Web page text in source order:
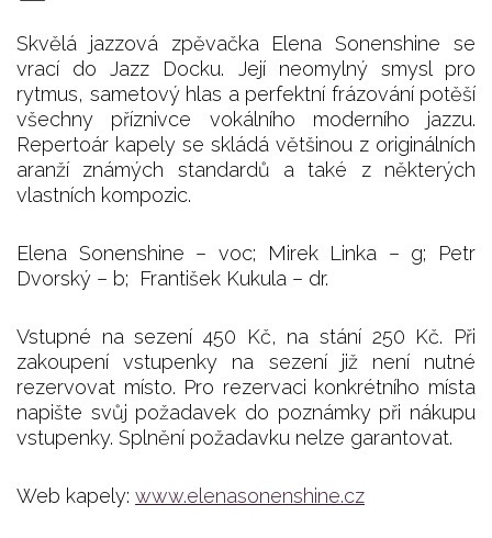
Skvělá jazzová zpěvačka Elena Sonenshine se
vrací do Jazz Docku. Její neomylný smysl pro
rytmus, sametový hlas a perfektní frázování potěší
všechny příznivce vokálního moderního jazzu.
Repertoár kapely se skládá většinou z originálních
aranží známých standardů a také z některých
vlastních kompozic.
Elena Sonenshine – voc; Mirek Linka – g; Petr
Dvorský – b; František Kukula – dr.
Vstupné na sezení 450 Kč, na stání 250 Kč. Při
zakoupení vstupenky na sezení již není nutné
rezervovat místo. Pro rezervaci konkrétního místa
napište svůj požadavek do poznámky při nákupu
vstupenky. Splnění požadavku nelze garantovat.
Web kapely: www.elenasonenshine.cz